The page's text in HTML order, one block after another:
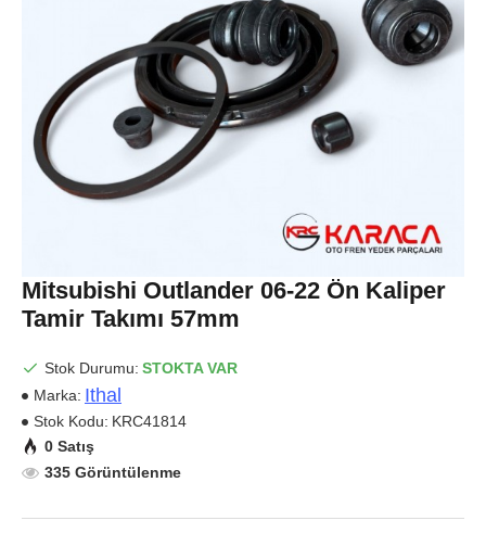
Mitsubishi Outlander 06-22 Ön Kaliper
Tamir Takımı 57mm
Stok Durumu: STOKTA VAR
Marka: Ithal
Stok Kodu: KRC41814
0 Satış
335 Görüntülenme